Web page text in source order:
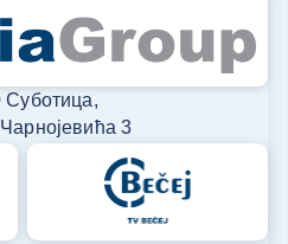
Суботица,
3